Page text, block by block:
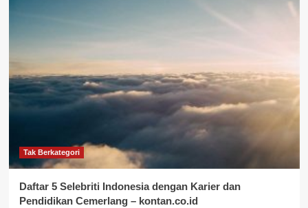
Tak Berkategori
Daftar 5 Selebriti Indonesia dengan Karier dan
Pendidikan Cemerlang – kontan.co.id